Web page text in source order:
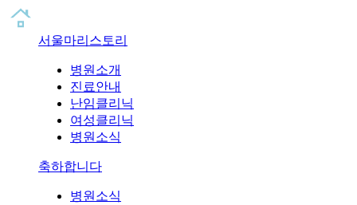
서울마리스토리
병원소개
진료안내
난임클리닉
여성클리닉
병원소식
축하합니다
병원소식